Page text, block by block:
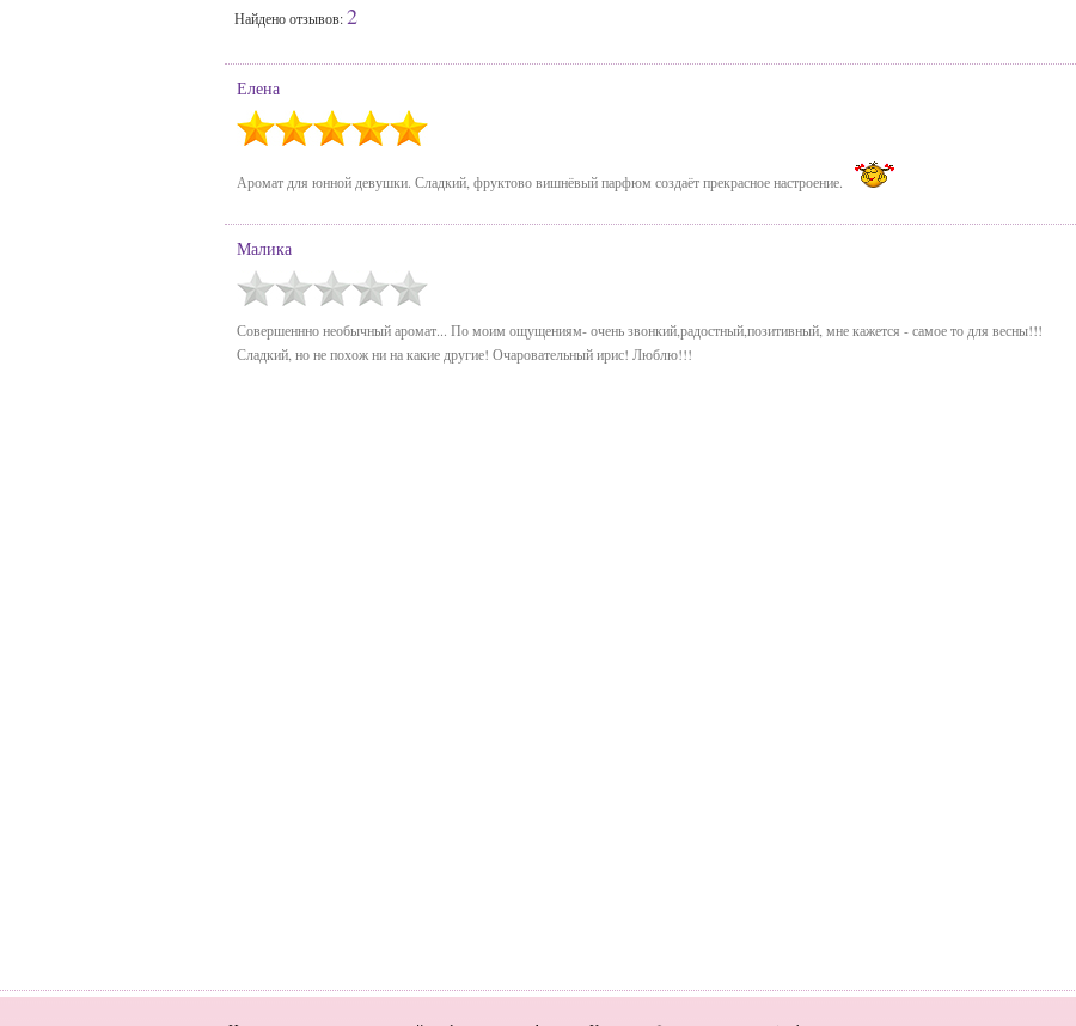
Найдено отзывов:2
Елена
Аромат для юнной девушки. Сладкий, фруктово вишнёвый парфюм создаёт прекрасное настроение.
Малика
Совершеннно необычный аромат... По моим ощущениям- очень звонкий,радостный,позитивный, мне кажется - самое то для весны!!!
Сладкий, но не похож ни на какие другие! Очаровательный ирис! Люблю!!!